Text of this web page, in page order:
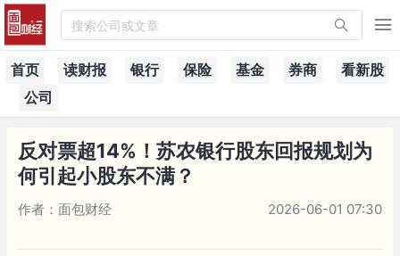
搜索公司或文章
首页 读财报 银行 保险 基金 券商
看新股
公司
反对票超14%！苏农银行股东回报规划为
何引起小股东不满？
作者：面包财经 2026-06-01 07:30